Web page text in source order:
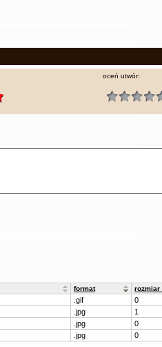
oceń utwór:
format rozmiar
.gif
0
.jpg
1
.jpg
0
.jpg 0